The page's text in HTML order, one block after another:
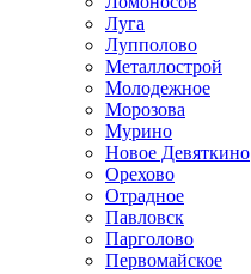
Луга
Лупполово
Металлострой
Молодежное
Морозова
Мурино
Новое Девяткино
Орехово
Отрадное
Павловск
Парголово
Первомайское